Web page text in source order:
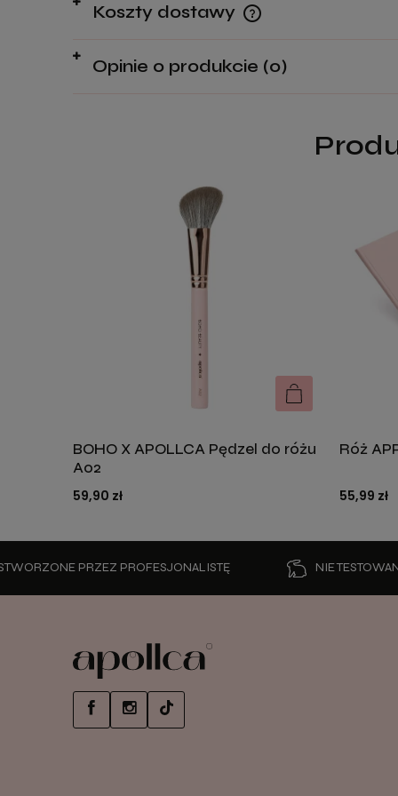
Koszty dostawy
Cena nie zawiera
Opinie o produkcie (0)
BOHO X APOLLCA Pędzel do różu
A02
59,90 zł
Róż
55,99 zł
PRZEZ PROFESJONALISTĘ NIE TESTOWANE NA